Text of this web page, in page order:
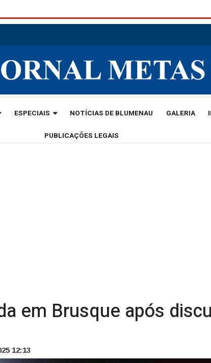
ESPECIAIS NOTÍCIAS DE BLUMENAU GALERIA
PUBLICAÇÕES LEGAIS
em Brusque após
12:13